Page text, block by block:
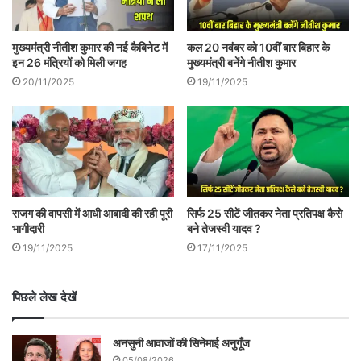
उनकी रैली और चुनाव लड़ने की घटना को इतना
महत्व दे रहा है। मीडिया के इस क़दम को यदि थोड़ी
देर के लिए दलित-बहुजनों के प्रति उसकी उदारता
मान लिया जाए तो उसकी यह उदारता चंद्रशेखर जैसे
चेहरों तक ही सीमित क्यों है, उसका विस्तार दलित-
बहुजन समाज की अन्य हस्तियों की गतिविधियों और
उनकी वैचारिकी तक क्यों नहीं है?
चंद्रशेखर बाहर से भले ही भारतीय जनता पार्टी और
बयान दें किंतु वाराणसी से प्रधानमंत्री नरेंद्र मोदी के
विरूद्ध उनके चुनाव लड़ने की घोषणा से वह भाजपा
का मौहरा बनते दिखायी दे रहे हैं। चंद्रशेखर अभी
मुख्यमंत्री नीतीश कुमार की नई कैबिनेट में
इन 26 मंत्रियों को मिली जगह
20/11/2025
कल 20 नवंबर को 10वीं बार बिहार के
मुख्यमंत्री बनेंगे नीतीश कुमार
19/11/2025
राजग की वापसी में आधी आबादी की रही पूरी
भागीदारी
19/11/2025
सिर्फ 25 सीटें जीतकर नेता प्रतिपक्ष कैसे
बने तेजस्वी यादव ?
17/11/2025
पिछले लेख देखें
अनसुनी आवाजों की सिनेमाई अनुगूँज